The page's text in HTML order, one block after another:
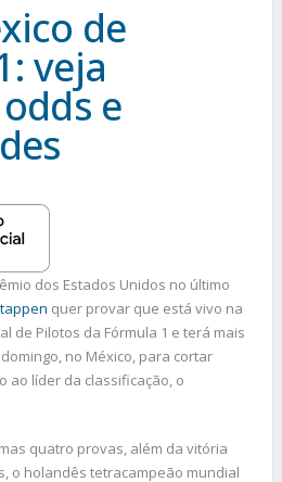
de
veja
e
dos Estados Unidos no último
quer provar que está vivo na
de Pilotos da Fórmula 1 e terá mais
no México, para cortar
ao líder da classificação, o
quatro provas, além da vitória
o holandês tetracampeão mundial